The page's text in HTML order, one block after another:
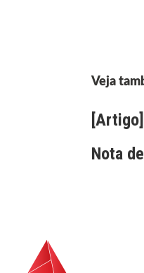
Veja
Nota